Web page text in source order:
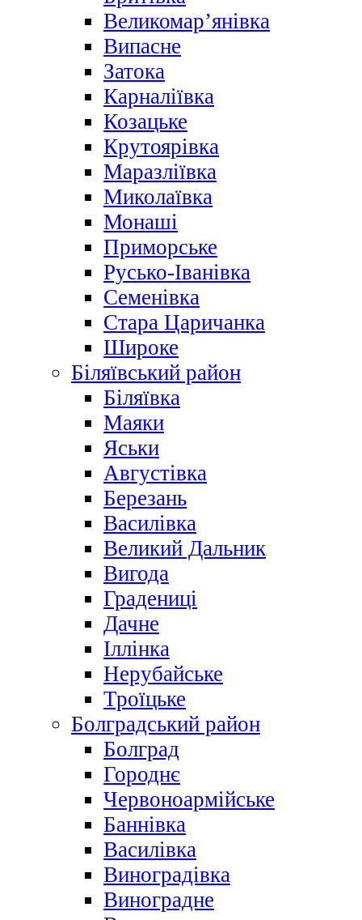
Великомар’янівка
Випасне
Затока
Карналіївка
Козацьке
Крутоярівка
Маразліївка
Миколаївка
Монаші
Приморське
Русько-Іванівка
Семенівка
Стара Царичанка
Широке
Біляївський район
Біляївка
Маяки
Яськи
Августівка
Березань
Василівка
Великий Дальник
Вигода
Градениці
Дачне
Іллінка
Нерубайське
Троїцьке
Болградський район
Болград
Городнє
Червоноармійське
Баннівка
Василівка
Виноградівка
Виноградне